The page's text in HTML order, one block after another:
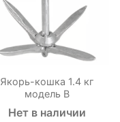
Якорь-кошка 1.4 кг
модель В
Нет в наличии